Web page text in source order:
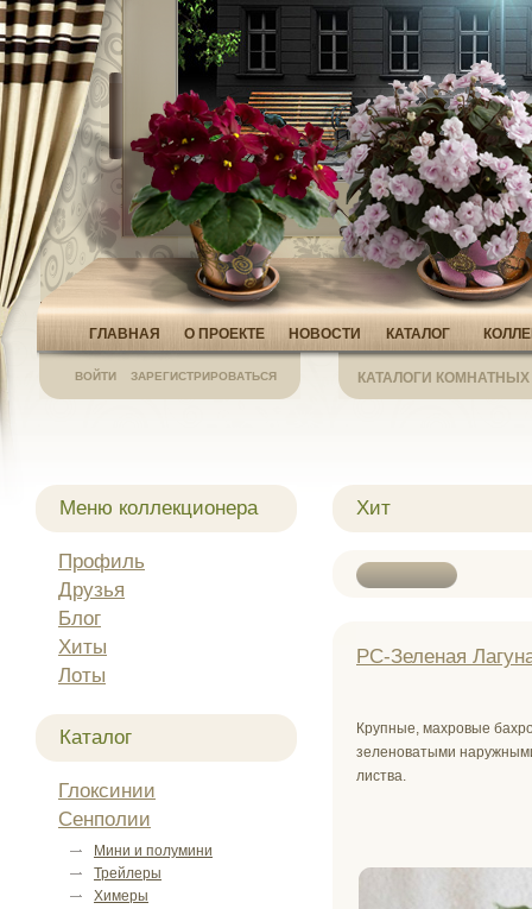
ВОЙТИ ЗАРЕГИСТРИРОВАТЬСЯ КАТАЛОГИ
ГЛАВНАЯ О ПРОЕКТЕ НОВОСТИ КАТАЛОГ
Хит
РС-Зеленая
Крупные, махровые
зеленоватыми
листва.
Меню коллекционера
Профиль
Друзья
Блог
Хиты
Лоты
Каталог
Глоксинии
Сенполии
Мини и полумини
Трейлеры
Химеры